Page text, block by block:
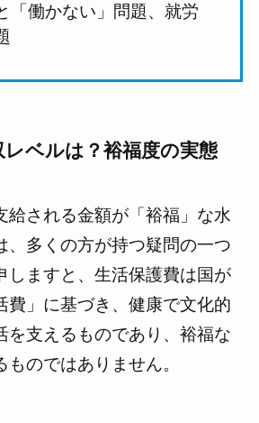
「働かない」問題、就労
ベルは？裕福度の実態
給される金額が「裕福」な水
、多くの方が持つ疑問の一つ
しますと、生活保護費は国が
費」に基づき、健康で文化的
を支えるものであり、裕福な
のではありません。